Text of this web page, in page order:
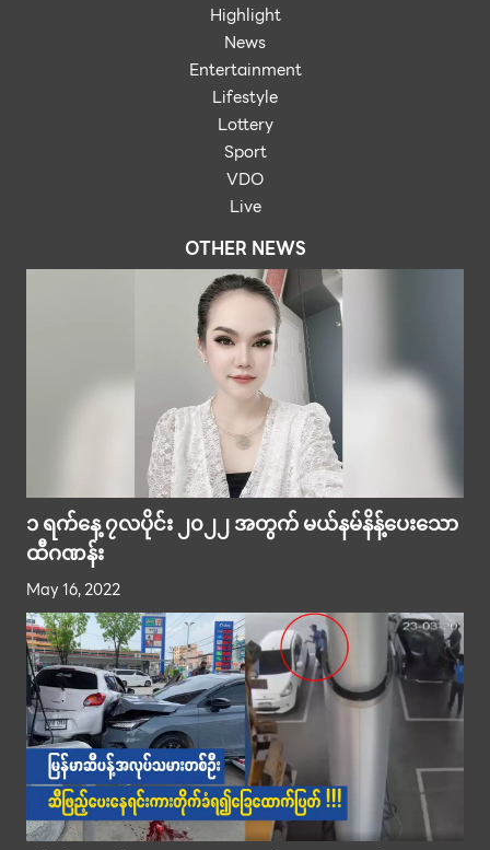
Highlight
News
Entertainment
Lifestyle
Lottery
Sport
VDO
Live
OTHER NEWS
၁ ရက်နေ့ ၇လပိုင်း ၂၀၂၂ အတွက် မယ်နမ်နိန့်ပေးသော
ထီဂဏန်း
May 16, 2022